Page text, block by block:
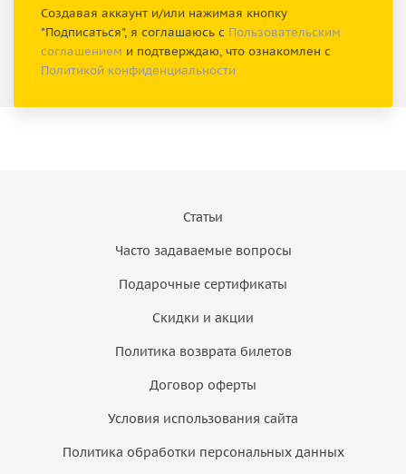
Создавая аккаунт и/или нажимая кнопку
"Подписаться", я соглашаюсь с Пользовательским
соглашением и подтверждаю, что ознакомлен с
Политикой конфиденциальности
Статьи
Часто задаваемые вопросы
Подарочные сертификаты
Скидки и акции
Политика возврата билетов
Договор оферты
Условия использования сайта
Политика обработки персональных данных